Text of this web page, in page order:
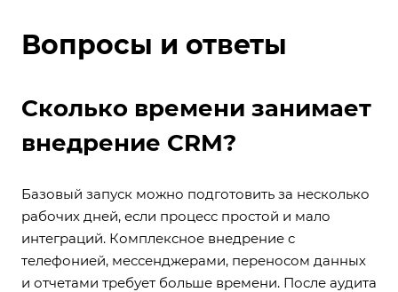
Вопросы и ответы
Сколько времени занимает
внедрение CRM?
Базовый запуск можно подготовить за несколько
рабочих дней, если процесс простой и мало
интеграций. Комплексное внедрение с
телефонией, мессенджерами, переносом данных
и отчетами требует больше времени. После аудита